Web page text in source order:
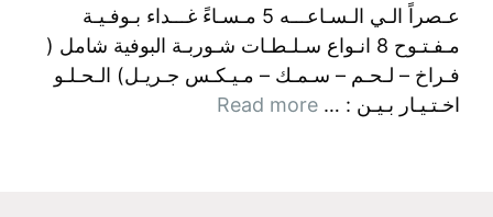
عـصراً الـي الـسـاعـــه 5 مـسـاءً غـــداء بـوفـيـة
مـفـتـوح 8 انـواع سـلـطـات شـوربـة البوفية شامل (
فـراخ – لـحـم – سـمـك – مـيـكـس جـريـل) الـحـلـو
اخـتـيـار بـيـن : … Read more